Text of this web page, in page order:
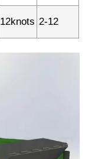
12knots 2-12